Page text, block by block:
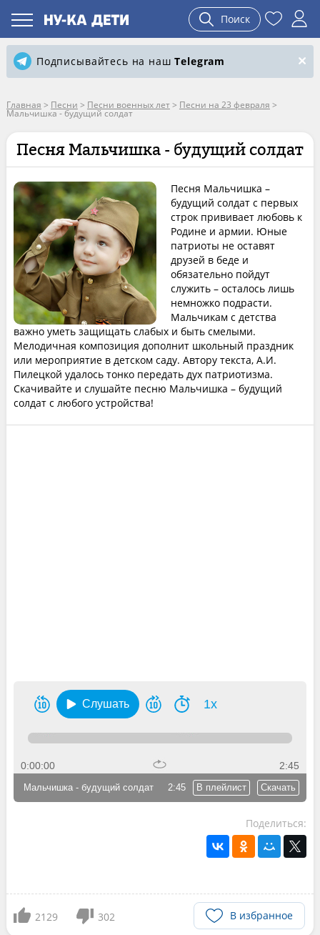
Поиск
Подписывайтесь на нашTelegram
Главная > Песни > Песни военных лет> Песни на 23 февраля >
Мальчишка - будущий солдат
Песня Мальчишка - будущий солдат
Песня Мальчишка –
будущий солдат с первых
строк прививает любовь к
Родине и армии. Юные
патриоты не оставят
друзей в беде и
обязательно пойдут
служить – осталось лишь
немножко подрасти.
Мальчикам с детства
важно уметь защищать слабых и быть смелыми.
Мелодичная композиция дополнит школьный праздник
или мероприятие в детском саду. Автору текста, А.И.
Пилецкой удалось тонко передать дух патриотизма.
Скачивайте и слушайте песню Мальчишка – будущий
солдат с любого устройства!
Слушать 1x
0:00:00 2:45
2:45 В плейлист Скачать
Мальчишка - будущий солдат
Поделиться:
2129 302 В избранное